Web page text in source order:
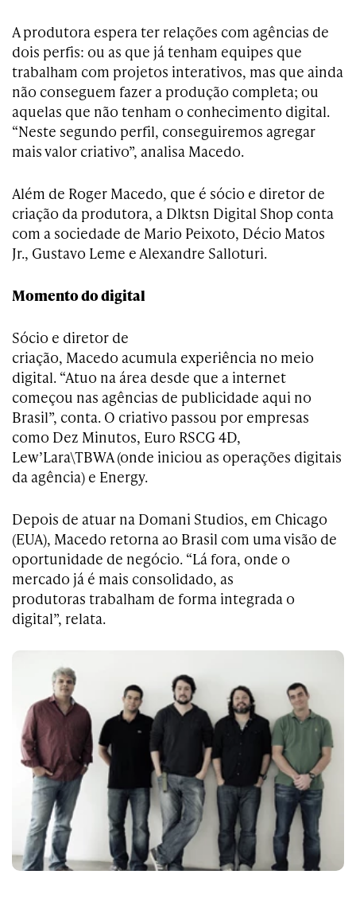
A produtora espera ter relações com agências de
dois perfis: ou as que já tenham equipes que
trabalham com projetos interativos, mas que ainda
não conseguem fazer a produção completa; ou
aquelas que não tenham o conhecimento digital.
“Neste segundo perfil, conseguiremos agregar
mais valor criativo”, analisa Macedo.
Além de Roger Macedo, que é sócio e diretor de
criação da produtora, a Dlktsn Digital Shop conta
com a sociedade de Mario Peixoto, Décio Matos
Jr., Gustavo Leme e Alexandre Salloturi.
Momento do digital
Sócio e diretor de
criação, Macedo acumula experiência no meio
digital. “Atuo na área desde que a internet
começou nas agências de publicidade aqui no
Brasil”, conta. O criativo passou por empresas
como Dez Minutos, Euro RSCG 4D,
Lew’Lara\TBWA (onde iniciou as operações digitais
da agência) e Energy.
Depois de atuar na Domani Studios, em Chicago
(EUA), Macedo retorna ao Brasil com uma visão de
oportunidade de negócio. “Lá fora, onde o
mercado já é mais consolidado, as
produtoras trabalham de forma integrada o
digital”, relata.